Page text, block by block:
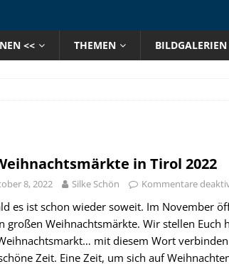
<< THEMEN BILDGALERIEN
in Tirol 2022
8, 2022 Silke Schön Kommentare
es ist schon wieder soweit. Im November
großen Weihnachtsmärkte. Wir stellen Euch
mit diesem Wort
Zeit. Eine Zeit, um sich auf